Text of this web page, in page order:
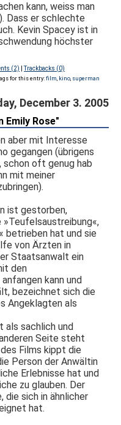
kann, weiss man
Dass er schlechte
Kevin Spacey ist in
höchster
(2) |Trackbacks (0)
for this entry:film kino, superman
December 3. 2005
Emily Rose"
aber mit Interesse
gegangen (übrigens
oft genug hab
mit meiner
ist gestorben,
»Teufelsaustreibung«,
betrieben hat und sie
von Ärzten in
Staatsanwalt ein
den
kann und
bezeichnet sich die
Angeklagten als
als sachlich und
Seite steht
Films kippt die
Person der Anwältin
Erlebnisse hat und
zu glauben. Der
die sich in ähnlicher
hat.